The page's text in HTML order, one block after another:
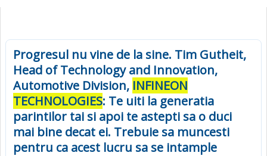
Progresul nu vine de la sine. Tim Gutheit,
Head of Technology and Innovation,
Automotive Division, INFINEON
TECHNOLOGIES: Te uiti la generatia
parintilor tai si apoi te astepti sa o duci
mai bine decat ei. Trebuie sa muncesti
pentru ca acest lucru sa se intample